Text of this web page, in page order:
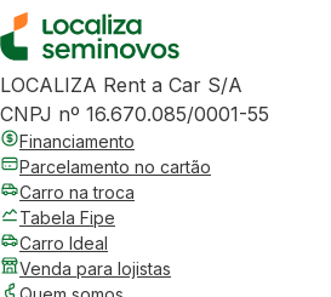
LOCALIZA Rent a Car S/A
CNPJ nº 16.670.085/0001-55
Financiamento
Parcelamento no cartão
Carro na troca
Tabela Fipe
Carro Ideal
Venda para lojistas